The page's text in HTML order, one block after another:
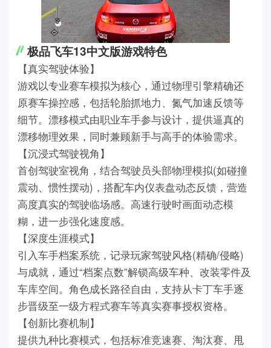
极品飞车13中文版游戏特色
【真实驾驶体验】
游戏以专业赛车模拟为核心，通过物理引擎精确还
原赛车操控感，包括轮胎抓地力、氮气加速反馈等
细节。漂移模式由职业车手参与设计，提供逼真的
漂移物理效果，同时兼顾新手与高手的体验需求。
【沉浸式驾驶视角】
首创驾驶室视角，结合驾驶员头部物理模拟(如碰撞
震动、惯性摆动)，搭配车内仪表盘动态反馈，营造
高度真实的驾驶临场感。高速行驶时画面动态模
糊，进一步强化速度感。
【深度生涯模式】
引入车手档案系统，记录玩家驾驶风格(精确/侵略)
与成就，通过“档案点数”解锁高级车种、改装零件及
车库空间。角色成长路径自由，支持从卡丁车手逐
步晋级至一级方程式赛车等真实赛事授权资格。
【创新比赛机制】
提供九种比赛模式，包括标准竞速赛、淘汰赛、甩